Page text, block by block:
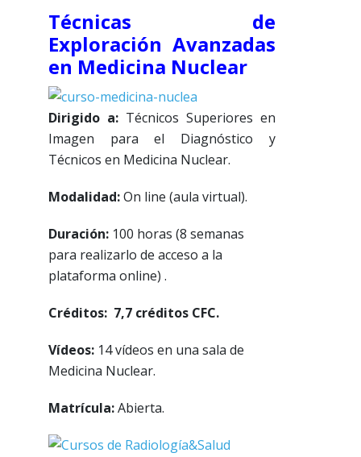
Técnicas de
Exploración Avanzadas
en Medicina Nuclear
Dirigido a:Técnicos Superiores en
Imagen para el Diagnóstico y
Técnicos en Medicina Nuclear.
Modalidad:On line (aula virtual).
Duración: 100 horas (8 semanas
para realizarlo de acceso a la
plataforma online) .
Créditos: 7,7 créditos CFC.
Vídeos: 14 vídeos en una sala de
Medicina Nuclear.
Matrícula:Abierta.